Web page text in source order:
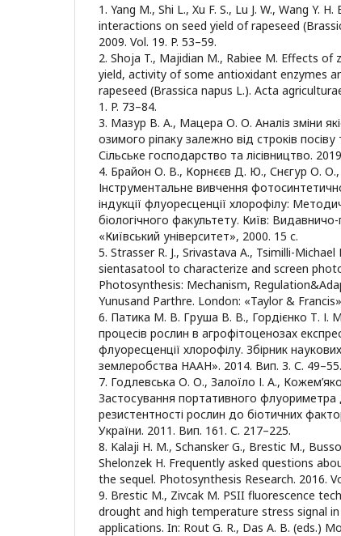
1. Yang M., Shi L., Xu F. S., Lu J. W., Wang Y.
interactions on seed yield of rapeseed
2009. Vol. 19. P. 53–59.
2. Shoja T., Majidian M., Rabiee M. Effects of
yield, activity of some antioxidant enzymes
rapeseed (Brassica napus L.). Acta
1. P. 73–84.
3. Мазур В. А., Мацера О. О. Аналіз зміни
озимого ріпаку залежно від строків
Сільське господарство та лісівництво.
4. Брайон О. В., Корнєєв Д. Ю., Снєгур О. О.,
Інструментальне вивчення
індукції флуоресценції хлорофілу:
біологічного факультету. Київ:
«Київський університет», 2000. 15 с.
5. Strasser R. J., Srivastava A., Tsimilli-
sientasatool to characterize and screen
Photosynthesis: Mechanism,
Yunusand Parthre. London: «Taylor &
6. Патика М. В. Груша В. В., Гордієнко Т. І.
процесів рослин в агрофітоценозах
флуоресценції хлорофілу. Збірник
землеробства НААН». 2014. Вип. 3. С. 49–55.
7. Годлевська О. О., Залоїло І. А.,
Застосування портативного флуориметра
резистентності рослин до біотичних
України. 2011. Вип. 161. С. 217–225.
8. Kalaji H. M., Schansker G., Brestic M.,
Shelonzek H. Frequently asked questions
the sequel. Photosynthesis Research. 2016.
9. Brestic M., Zivcak M. PSII fluorescence
drought and high temperature stress signal
applications. In: Rout G. R., Das A. B. (eds.)